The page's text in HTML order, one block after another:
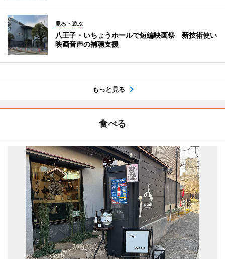
見る・遊ぶ
八王子・いちょうホールで短編映画祭 新技術使い
映画音声の補聴支援
もっと見る
食べる